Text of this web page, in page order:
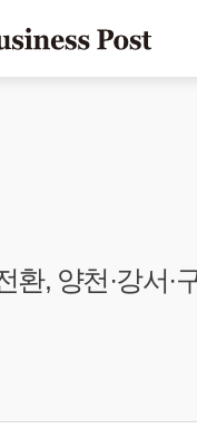
, 양천·강서·